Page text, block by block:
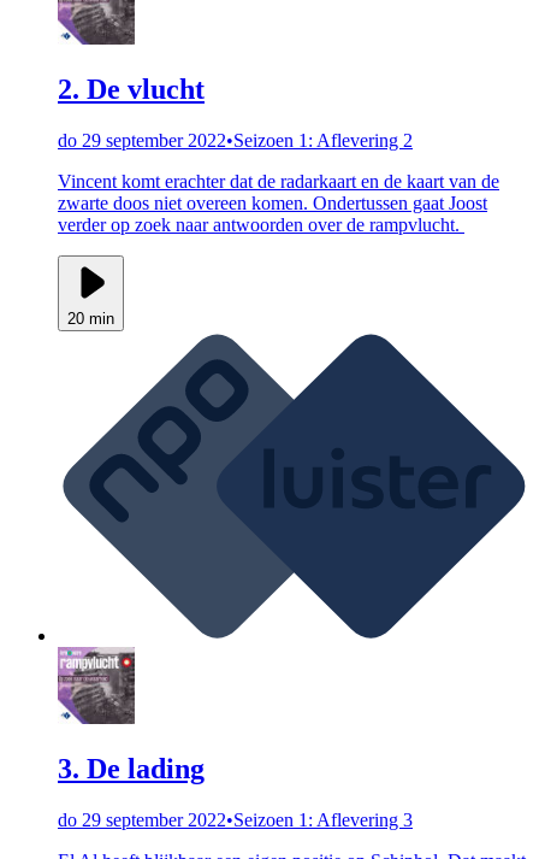
2. De vlucht
do 29 september 2022•Seizoen 1: Aflevering 2
Vincent komt erachter dat de radarkaart en de kaart van de
zwarte doos niet overeen komen. Ondertussen gaat Joost
verder op zoek naar antwoorden over de rampvlucht.
20 min
3. De lading
do 29 september 2022•Seizoen 1: Aflevering 3